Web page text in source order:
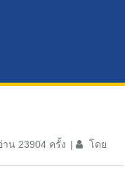
าน 23904 ครั้ง โดย